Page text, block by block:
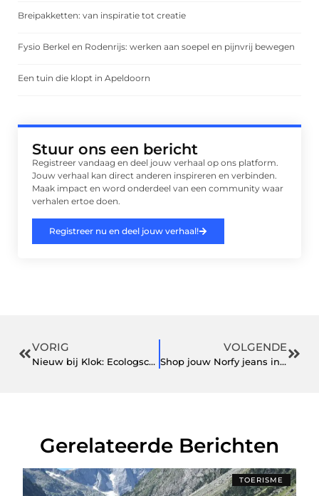
Breipakketten: van inspiratie tot creatie
Fysio Berkel en Rodenrijs: werken aan soepel en pijnvrij bewegen
Een tuin die klopt in Apeldoorn
Stuur ons een bericht
Registreer vandaag en deel jouw verhaal op ons platform.
Jouw verhaal kan direct anderen inspireren en verbinden.
Maak impact en word onderdeel van een community waar
verhalen ertoe doen.
Registreer nu en deel jouw verhaal!
VORIG
Nieuw bij Klok: Ecologsche waspods!
VOLGENDE
Shop jouw Norfy jeans in onder andere blauw in deze (online) fashion store
Gerelateerde Berichten
TOERISME